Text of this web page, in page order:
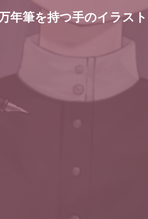
年筆を持つ手のイラスト